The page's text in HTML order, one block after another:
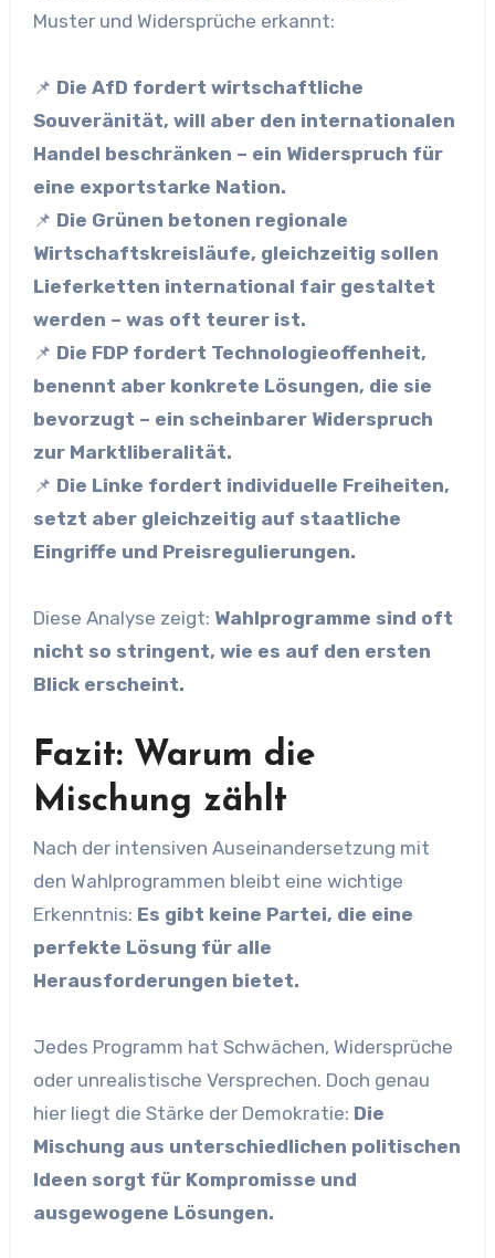
Muster und Widersprüche erkannt:
📌 Die AfD fordert wirtschaftliche
Souveränität, will aber den internationalen
Handel beschränken – ein Widerspruch für
eine exportstarke Nation.
📌 Die Grünen betonen regionale
Wirtschaftskreisläufe, gleichzeitig sollen
Lieferketten international fair gestaltet
werden – was oft teurer ist.
📌 Die FDP fordert Technologieoffenheit,
benennt aber konkrete Lösungen, die sie
bevorzugt – ein scheinbarer Widerspruch
zur Marktliberalität.
📌 Die Linke fordert individuelle Freiheiten,
setzt aber gleichzeitig auf staatliche
Eingriffe und Preisregulierungen.
Diese Analyse zeigt: Wahlprogramme sind oft
nicht so stringent, wie es auf den ersten
Blick erscheint.
Fazit: Warum die
Mischung zählt
Nach der intensiven Auseinandersetzung mit
den Wahlprogrammen bleibt eine wichtige
Erkenntnis: Es gibt keine Partei, die eine
perfekte Lösung für alle
Herausforderungen bietet.
Jedes Programm hat Schwächen, Widersprüche
oder unrealistische Versprechen. Doch genau
hier liegt die Stärke der Demokratie: Die
Mischung aus unterschiedlichen politischen
Ideen sorgt für Kompromisse und
ausgewogene Lösungen.